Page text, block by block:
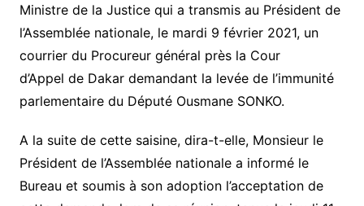
Ministre de la Justice qui a transmis au Président de
l’Assemblée nationale, le mardi 9 février 2021, un
courrier du Procureur général près la Cour
d’Appel de Dakar demandant la levée de l’immunité
parlementaire du Député Ousmane SONKO.
A la suite de cette saisine, dira-t-elle, Monsieur le
Président de l’Assemblée nationale a informé le
Bureau et soumis à son adoption l’acceptation de